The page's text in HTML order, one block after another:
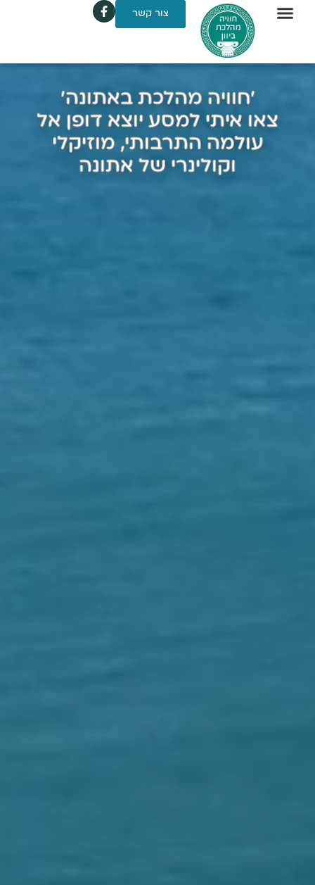
לתוכן צור קשר
'חוויה מהלכת באתונה'
צאו איתי למסע יוצא דופן אל
עולמה התרבותי, מוזיקלי
וקולינרי של אתונה